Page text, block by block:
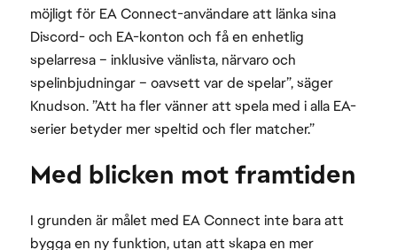
möjligt för EA Connect-användare att länka sina
Discord- och EA-konton och få en enhetlig
spelarresa – inklusive vänlista, närvaro och
spelinbjudningar – oavsett var de spelar”, säger
Knudson. ”Att ha fler vänner att spela med i alla EA-
serier betyder mer speltid och fler matcher.”
Med blicken mot framtiden
I grunden är målet med EA Connect inte bara att
bygga en ny funktion, utan att skapa en mer